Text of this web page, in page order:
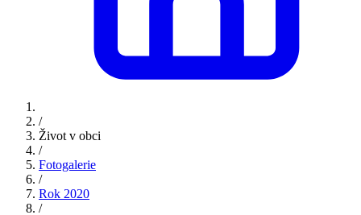
/
Život v obci
/
Fotogalerie
/
Rok 2020
/